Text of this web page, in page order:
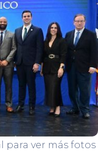
para ver más fotos